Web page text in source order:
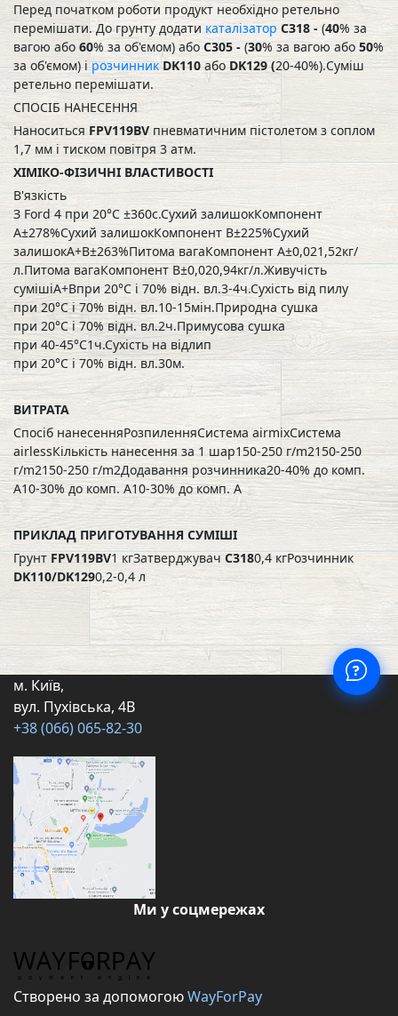
Перед початком роботи продукт необхідно ретельно
перемішати. До грунту додати каталізатор C318 - (40% за
вагою або 60% за об'ємом) або C305 - (30% за вагою або 50%
за об'ємом) ірозчинник DK110або DK129 (20-40%).Суміш
ретельно перемішати.
СПОСІБ НАНЕСЕННЯ
Наноситься FPV119ВV пневматичним пістолетом з соплом
1,7 мм і тиском повітря 3 атм.
ХІМІКО-ФІЗИЧНІ ВЛАСТИВОСТІ
В'язкість
З Ford 4 при 20°C ±360с.Сухий залишокКомпонент
А±278%Сухий залишокКомпонент В±225%Сухий
залишокА+В±263%Питома вагаКомпонент А±0,021,52кг/
л.Питома вагаКомпонент В±0,020,94кг/л.Живучість
сумішіА+Впри 20°C і 70% відн. вл.3-4ч.Сухість від пилу
при 20°C і 70% відн. вл.10-15мін.Природна сушка
при 20°C і 70% відн. вл.2ч.Примусова сушка
при 40-45°C1ч.Сухість на відлип
при 20°C і 70% відн. вл.30м.
ВИТРАТА
Спосіб нанесенняРозпиленняСистема airmixСистема
airlessКількість нанесення за 1 шар150-250 г/m2150-250
г/m2150-250 г/m2Додавання розчинника20-40% до комп.
A10-30% до комп. A10-30% до комп. A
ПРИКЛАД ПРИГОТУВАННЯ СУМІШІ
Грунт FPV119BV1 кгЗатверджувач C3180,4 кгРозчинник
DK110/DK1290,2-0,4 л
м. Київ,
вул. Пухівська, 4В
+38 (066) 065-82-30
Ми у соцмережах
Створено за допомогоюWayForPay